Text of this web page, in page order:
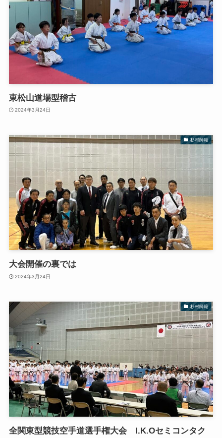
東松山道場型稽古
2024年3月24日
杉村師範
大会開催の裏では
2024年3月24日
杉村師範
全関東型競技空手道選手権大会 I.K.Oセミコンタク